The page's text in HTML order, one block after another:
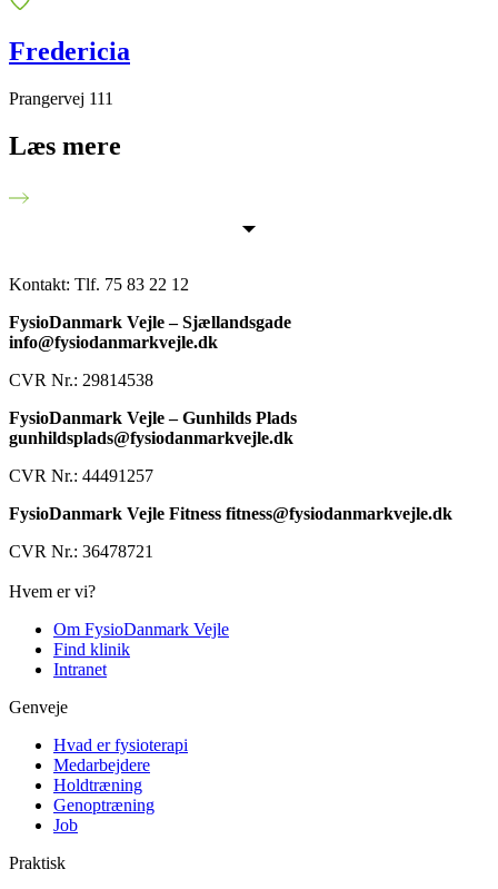
Fredericia
Prangervej 111
Læs mere
Kontakt: Tlf. 75 83 22 12
FysioDanmark Vejle – Sjællandsgade
info@fysiodanmarkvejle.dk
CVR Nr.: 29814538
FysioDanmark Vejle – Gunhilds Plads
gunhildsplads@fysiodanmarkvejle.dk
CVR Nr.: 44491257
FysioDanmark Vejle Fitness fitness@fysiodanmarkvejle.dk
CVR Nr.: 36478721
Hvem er vi?
Om FysioDanmark Vejle
Find klinik
Intranet
Genveje
Hvad er fysioterapi
Medarbejdere
Holdtræning
Genoptræning
Job
Praktisk